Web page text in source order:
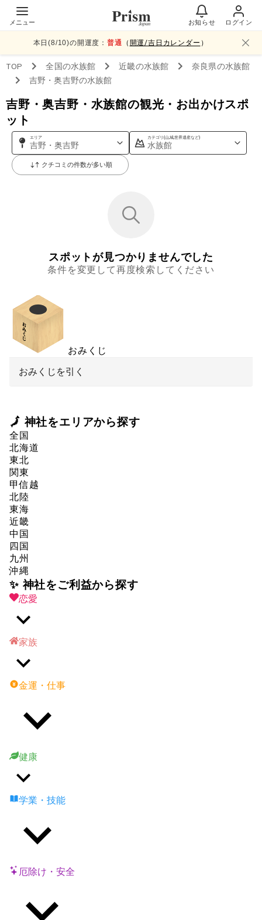
メニュー お知らせ ログイン
本日(8/10)の開運度：普通 （ 開運/吉日カレンダー ）
TOP 全国の水族館 近畿の水族館 奈良県の水族館
吉野・奥吉野の水族館
吉野・奥吉野・水族館の観光・お出かけスポ
ット
エリア
吉野・奥吉野
カテゴリ(山,城,世界遺産など)
水族館
クチコミの件数が多い順
スポットが見つかりませんでした
条件を変更して再度検索してください
おみくじ
おみくじを引く
🗾 神社をエリアから探す
全国
北海道
東北
関東
甲信越
北陸
東海
近畿
中国
四国
九州
沖縄
✨ 神社をご利益から探す
恋愛
家族
金運・仕事
健康
学業・技能
厄除け・安全